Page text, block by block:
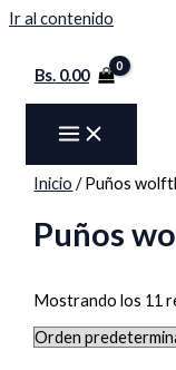
Ir al contenido
Bs.0.00
Inicio / Puños
Puños
Mostrando los 11